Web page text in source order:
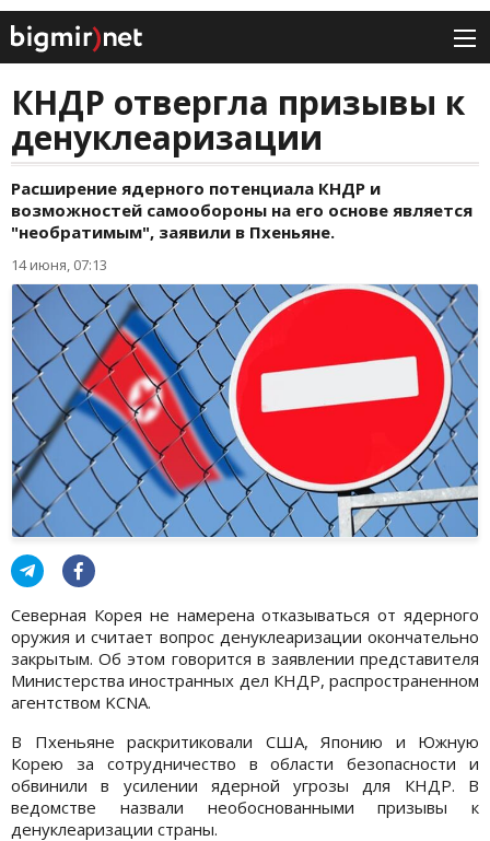
КНДР отвергла призывы к
денуклеаризации
Расширение ядерного потенциала КНДР и
возможностей самообороны на его основе является
"необратимым", заявили в Пхеньяне.
14 июня, 07:13
Северная Корея не намерена отказываться от ядерного
оружия и считает вопрос денуклеаризации окончательно
закрытым. Об этом говорится в заявлении представителя
Министерства иностранных дел КНДР, распространенном
агентством KCNA.
В Пхеньяне раскритиковали США, Японию и Южную
Корею за сотрудничество в области безопасности и
обвинили в усилении ядерной угрозы для КНДР. В
ведомстве назвали необоснованными призывы к
денуклеаризации страны.